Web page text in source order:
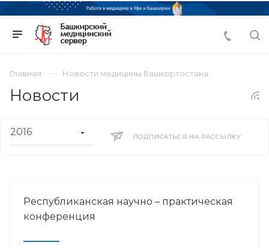
Главная Новости медицины Башкортостана
Новости
ПОДПИСАТЬСЯ НА РАССЫЛКУ
Республиканская научно – практическая
конференция